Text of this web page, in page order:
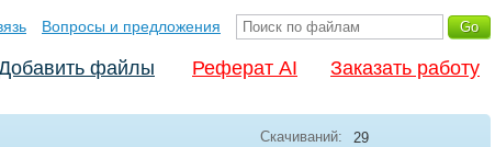
Вопросы и предложения
файлы Реферат AI Заказать работу
Скачиваний:
29